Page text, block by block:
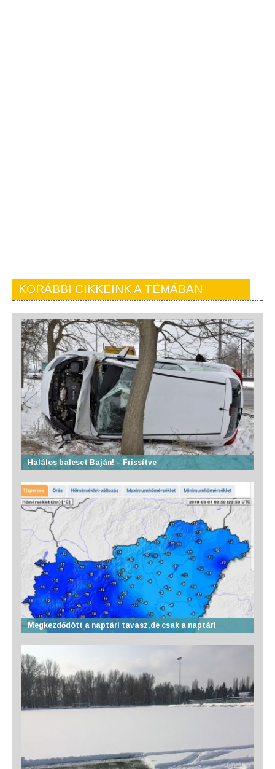
KORÁBBI CIKKEINK A TÉMÁBAN
Halálos baleset Baján! – Frissítve
Megkezdődött a naptári tavasz,de csak a naptári